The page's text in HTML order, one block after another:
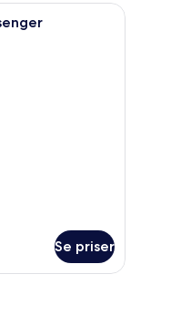
– standard, 2 enkeltsenger |
Se priser